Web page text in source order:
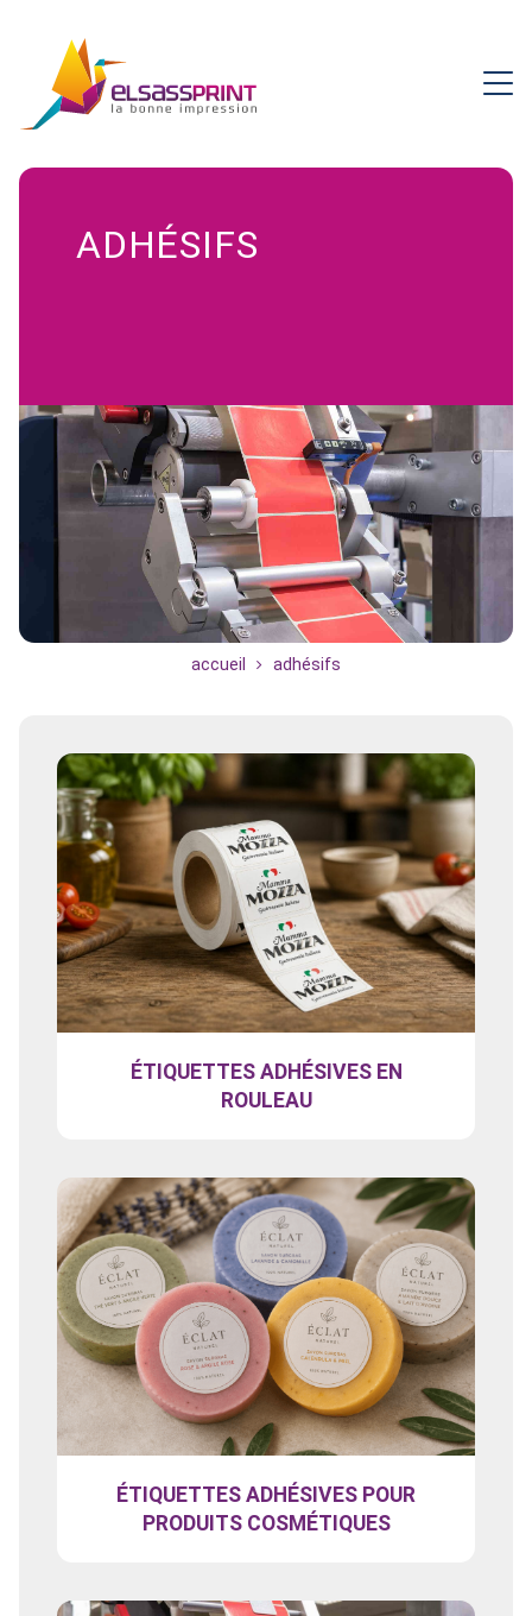
ADHÉSIFS
accueil adhésifs
ÉTIQUETTES ADHÉSIVES EN
ROULEAU
ÉTIQUETTES ADHÉSIVES POUR
PRODUITS COSMÉTIQUES